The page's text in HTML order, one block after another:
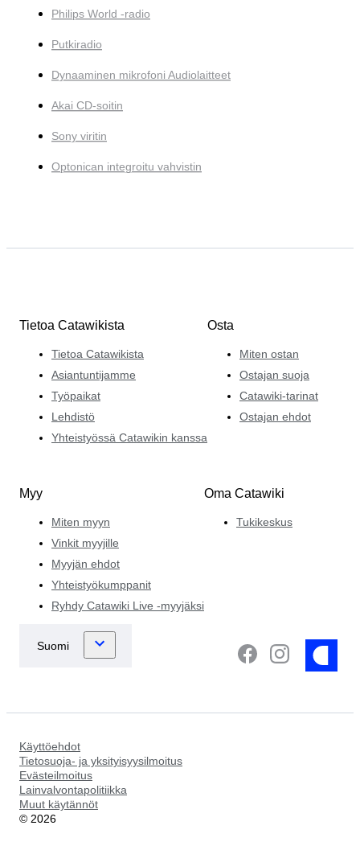
Philips World -radio
Putkiradio
Dynaaminen mikrofoni Audiolaitteet
Akai CD-soitin
Sony viritin
Optonican integroitu vahvistin
Tietoa Catawikista
Tietoa Catawikista
Asiantuntijamme
Työpaikat
Lehdistö
Yhteistyössä Catawikin kanssa
Osta
Miten ostan
Ostajan suoja
Catawiki-tarinat
Ostajan ehdot
Myy
Miten myyn
Vinkit myyjille
Myyjän ehdot
Yhteistyökumppanit
Ryhdy Catawiki Live -myyjäksi
Oma Catawiki
Tukikeskus
Käyttöehdot
Tietosuoja- ja yksityisyysilmoitus
Evästeilmoitus
Lainvalvontapolitiikka
Muut käytännöt
© 2026